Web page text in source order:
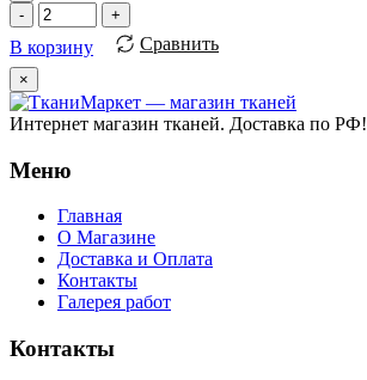
-
+
В корзину Сравнить
×
Интернет магазин тканей. Доставка по РФ!
Меню
Главная
О Магазине
Доставка и Оплата
Контакты
Галерея работ
Контакты